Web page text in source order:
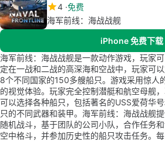
4 免费
海军前线：海战战舰
iPhone 免费下载
海军前线：海战战舰是一款动作游戏，玩家
定在一战和二战的高深海和空战中，玩家可
8个不同国家的150多艘船只。游戏采用惊人
的视觉体验。玩家完全控制潜艇和航空母舰
可以选择各种船只，包括著名的USS爱荷华
只的不同武器和装甲。海军前线：海战战舰
随机战斗，基于团队的公司小队，合作任务
空中格斗，并参加历史性的船只攻击任务。